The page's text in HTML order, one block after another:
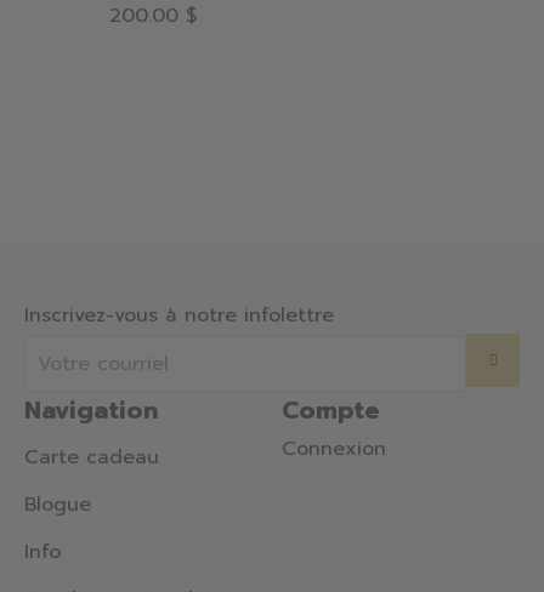
200.00 $
Navigation
Carte cadeau
Blogue
Info
Compte
Connexion
Inscrivez-vous à notre infolettre